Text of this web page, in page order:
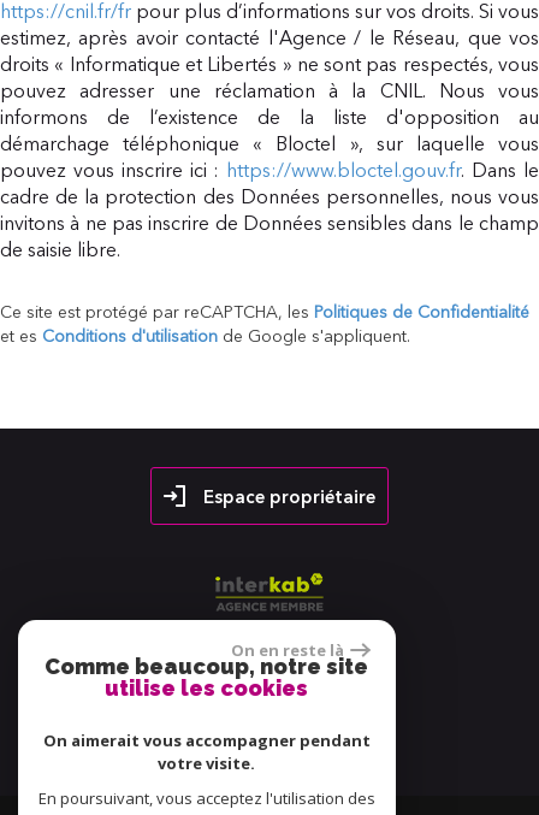
https://cnil.fr/fr pour plus d’informations sur vos droits. Si vous
estimez, après avoir contacté l'Agence / le Réseau, que vos
droits « Informatique et Libertés » ne sont pas respectés, vous
pouvez adresser une réclamation à la CNIL. Nous vous
informons de l’existence de la liste d'opposition au
démarchage téléphonique « Bloctel », sur laquelle vous
pouvez vous inscrire ici : https://www.bloctel.gouv.fr. Dans le
cadre de la protection des Données personnelles, nous vous
invitons à ne pas inscrire de Données sensibles dans le champ
de saisie libre.
Ce site est protégé par reCAPTCHA, les Politiques de Confidentialité
et es Conditions d'utilisation de Google s'appliquent.
Espace propriétaire
38 avis
On en reste là
Comme beaucoup, notre site
utilise les cookies
On aimerait vous accompagner pendant
votre visite.
En poursuivant, vous acceptez l'utilisation des